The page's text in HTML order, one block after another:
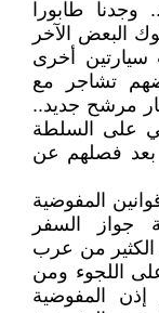
طابورا
البعض الآخر
أخرى
تشاجر مع
مرشح جديد..
على السلطة
بعد فصلهم عن
المفوضية
جواز السفر
الكثير من عرب
اللجوء ومن
إذن المفوضية